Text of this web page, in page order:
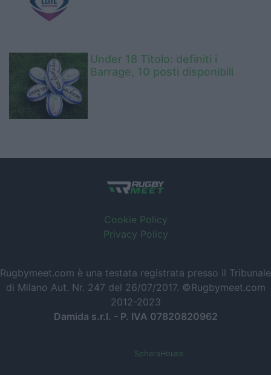
Under 18 Titolo: definiti i
Barrage, 10 posti disponibili
Cookie Policy
Privacy Policy
Rugbymeet.com è una testata registrata presso il Tribunale
di Milano Aut. Nr. 247 del 26/07/2017. ©Rugbymeet.com
2012-2023
Damida s.r.l. - P. IVA 07820820962
SpheraHouse